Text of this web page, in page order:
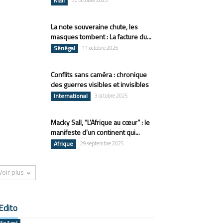
La note souveraine chute, les
masques tombent : La facture du...
Sénégal 11 octobre 2025
Conflits sans caméra : chronique
des guerres visibles et invisibles
International 3 octobre 2025
Macky Sall, “L’Afrique au cœur” : le
manifeste d’un continent qui...
Afrique 29 septembre 2025
plus